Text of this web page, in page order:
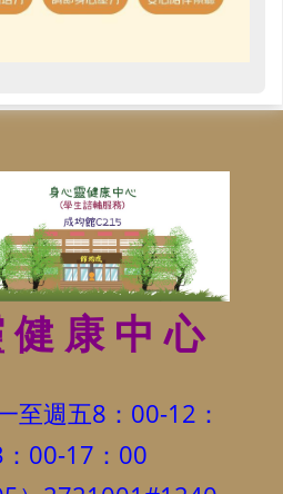
健 康 中 心
至週五8：00-12：
00-17：00